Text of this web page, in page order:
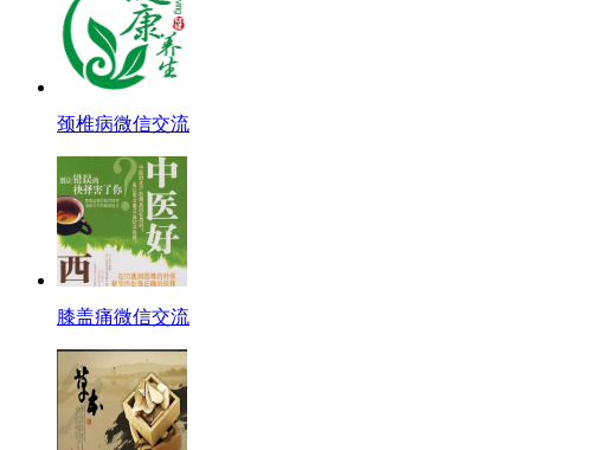
颈椎病微信交流
膝盖痛微信交流